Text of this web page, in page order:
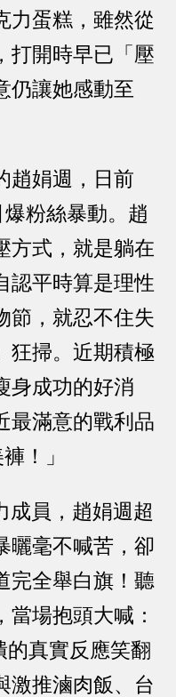
力蛋糕，雖然從
打開時早已「壓
仍讓她感動至
趙娟週，日前
粉絲暴動。趙
方式，就是躺在
認平時算是理性
節，就忍不住失
狂掃。近期積極
身成功的好消
最滿意的戰利品
！」
成員，趙娟週超
曬毫不喊苦，卻
完全舉白旗！聽
場抱頭大喊：
的真實反應笑翻
激推滷肉飯、台